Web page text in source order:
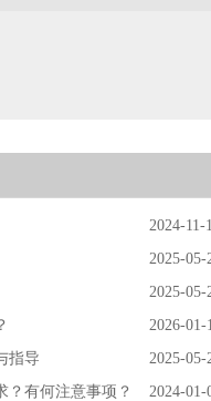
2024-11-
2025-05-
2025-05-
2026-01-
2025-05-
指导
2024-01-
？有何注意事项？